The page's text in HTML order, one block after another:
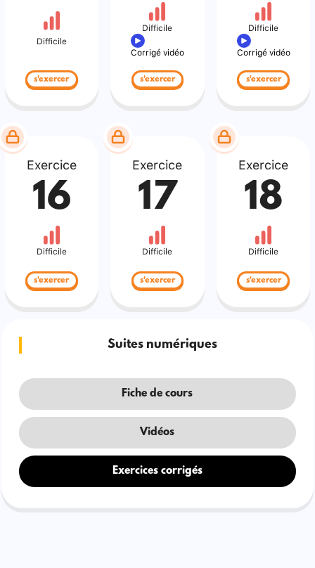
Difficile
s'exercer
Difficile
Corrigé vidéo
s'exercer
Difficile
Corrigé vidéo
s'exercer
Exercice
16
Difficile
s'exercer
Exercice
17
Difficile
s'exercer
Exercice
18
Difficile
s'exercer
Suites numériques
Fiche de cours
Vidéos
Exercices corrigés